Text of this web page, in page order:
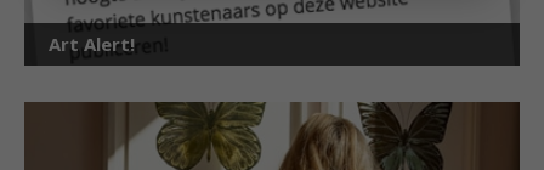
Art Alert!